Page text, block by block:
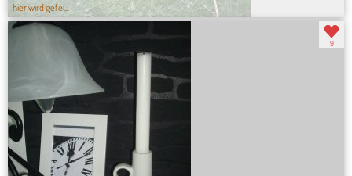
hier wird gefei...
9